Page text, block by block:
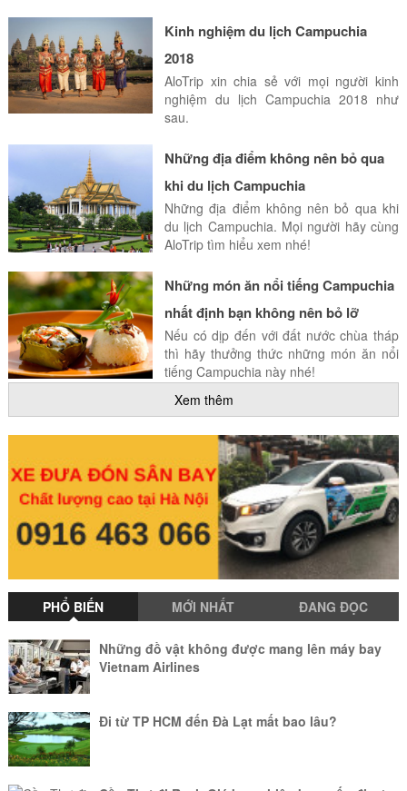
Kinh nghiệm du lịch Campuchia
2018
AloTrip xin chia sẻ với mọi người kinh
nghiệm du lịch Campuchia 2018 như
sau.
Những địa điểm không nên bỏ qua
khi du lịch Campuchia
Những địa điểm không nên bỏ qua khi
du lịch Campuchia. Mọi người hãy cùng
AloTrip tìm hiểu xem nhé!
Những món ăn nổi tiếng Campuchia
nhất định bạn không nên bỏ lỡ
Nếu có dịp đến với đất nước chùa tháp
thì hãy thưởng thức những món ăn nổi
tiếng Campuchia này nhé!
Xem thêm
PHỔ BIẾN MỚI NHẤT ĐANG ĐỌC
Những đồ vật không được mang lên máy bay
Vietnam Airlines
Đi từ TP HCM đến Đà Lạt mất bao lâu?